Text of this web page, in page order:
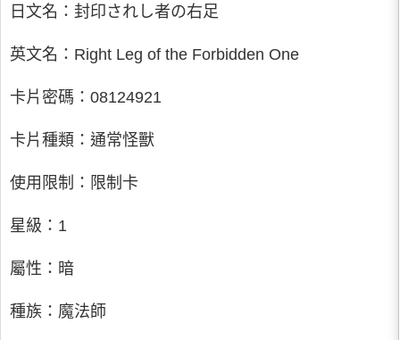
日文名：封印されし者の右足
英文名：Right Leg of the Forbidden One
卡片密碼：08124921
卡片種類：通常怪獸
使用限制：限制卡
星級：1
屬性：暗
種族：魔法師